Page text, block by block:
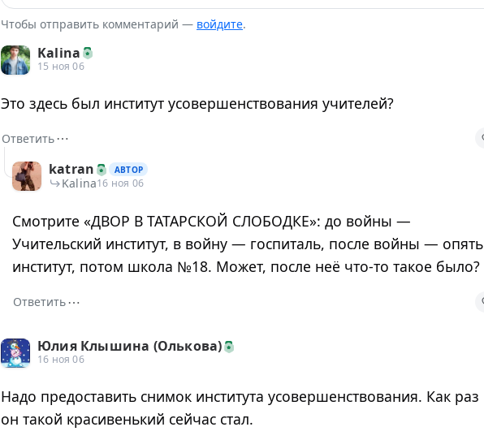
Чтобы отправить комментарий — войдите.
Kalina
15 ноя 06
Это здесь был институт усовершенствования учителей?
Ответить⋯
katran
АВТОР
Kalina16 ноя 06
Смотрите «ДВОР В ТАТАРСКОЙ СЛОБОДКЕ»: до войны —
Учительский институт, в войну — госпиталь, после войны — опять
институт, потом школа №18. Может, после неё что-то такое было?
Ответить⋯
Юлия Клышина (Олькова)
16 ноя 06
Надо предоставить снимок института усовершенствования. Как раз
он такой красивенький сейчас стал.